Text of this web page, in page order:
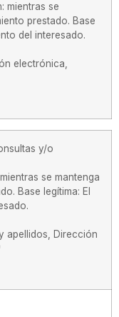
mientras se
prestado. Base
del interesado.
electrónica,
y/o
se mantenga
Base legítima: El
apellidos, Dirección